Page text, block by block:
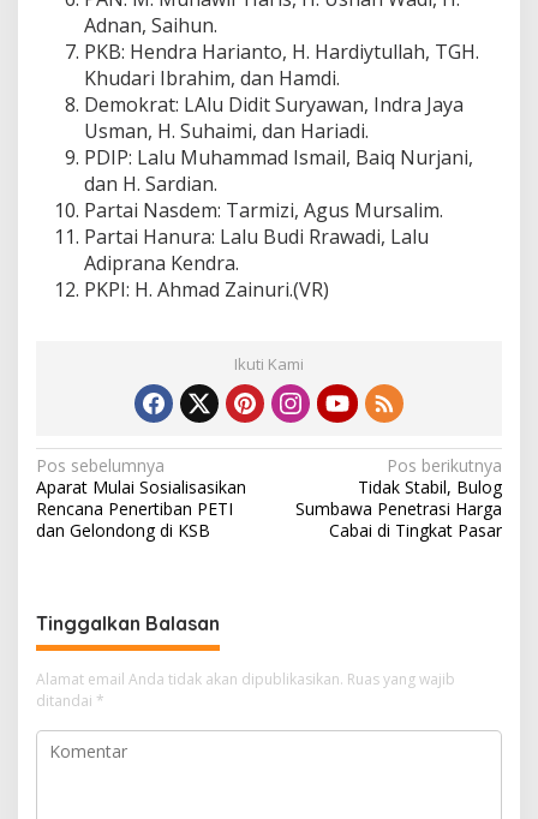
Adnan, Saihun.
PKB: Hendra Harianto, H. Hardiytullah, TGH.
Khudari Ibrahim, dan Hamdi.
Demokrat: LAlu Didit Suryawan, Indra Jaya
Usman, H. Suhaimi, dan Hariadi.
PDIP: Lalu Muhammad Ismail, Baiq Nurjani,
dan H. Sardian.
Partai Nasdem: Tarmizi, Agus Mursalim.
Partai Hanura: Lalu Budi Rrawadi, Lalu
Adiprana Kendra.
PKPI: H. Ahmad Zainuri.(VR)
Ikuti Kami
N
a
v
a
s
i
p
Pos sebelumnya
Aparat Mulai Sosialisasikan
Rencana Penertiban PETI
dan Gelondong di KSB
Pos berikutnya
Tidak Stabil, Bulog
Sumbawa Penetrasi Harga
Cabai di Tingkat Pasar
Tinggalkan Balasan
Alamat email Anda tidak akan dipublikasikan. Ruas yang wajib
ditandai *